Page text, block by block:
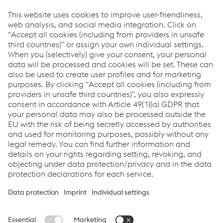
Solutions
Tel.+43 50304 3128616
Móv.+43 6648362290
Enviar correo electrónico
Link
weldNet® Material Manager
Links
Servicios
Carrera
Condiciones generales
Code of Conduct
Protección de datos